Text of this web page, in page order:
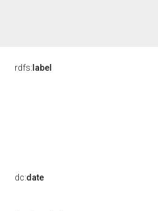
rdfs: label
dc:date